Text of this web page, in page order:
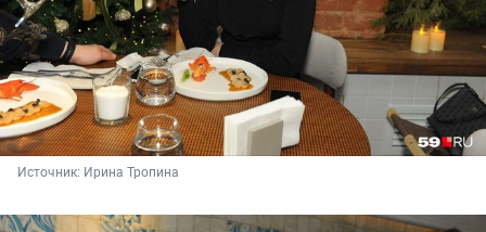
Источник: Ирина Тропина